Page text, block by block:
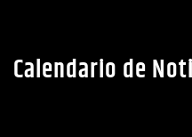
Calendario de